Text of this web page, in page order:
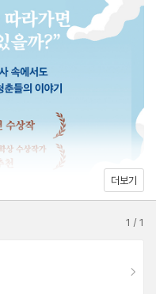
모전 수상작’으로 제주 4·3
작가의 장편 소설이다. 역사
보여줌으로써 진정한 인
울러 풋풋한 사랑의 서사를
리지 않았던 아름다운 청춘
말처럼 “최고의 추모는 다
않도록” 노력하는 것이다.
사를 잊지 않고 기억하게 되
더보기
1 /1